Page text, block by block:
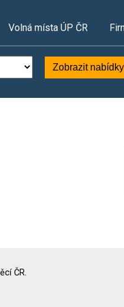
Volná místa ÚP ČR
Zobrazit nabídky
ČR.